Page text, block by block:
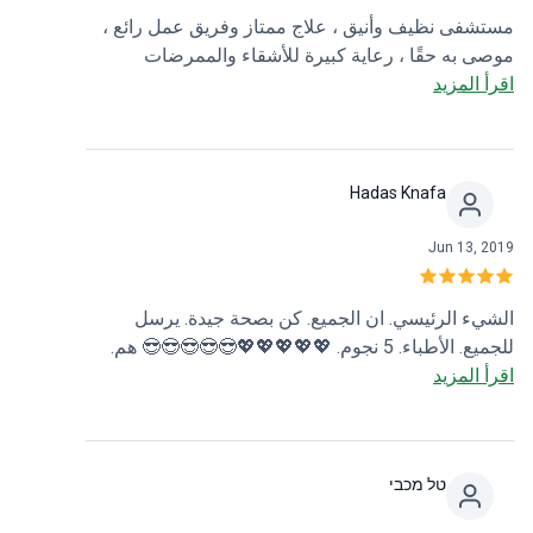
علاج VIP! علاج خمس نجوم الأطباء جيدون. الطاقم
الطبي. حتى الطعام جيد ونستلم بطاقات ائتمان للدفع ،
وأعطيك تصنيف خمس نجوم كحد أقصى. رقم هاتف
مستشفى نظيف وأنيق ، علاج ممتاز وفريق عمل رائع ،
موصى به حقًا ، رعاية كبيرة للأشقاء والممرضات
والأطباء وبفضل أحمد بوكاية لقيامه بالضحك والابتسام
اقرأ المزيد
Hadas Knafa
Jun 13, 2019
الشيء الرئيسي. ان الجميع. كن بصحة جيدة. يرسل
للجميع. الأطباء. 5 نجوم. 💖💖💖💖💖😎😎😎😎😎 هم.
العمل. صعب. الأمناء. منقذي. حياة. ני مني. من. القلب.
اقرأ المزيد
טל מכבי